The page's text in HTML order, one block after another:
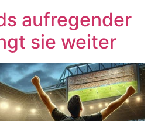
aufregender
sie weiter